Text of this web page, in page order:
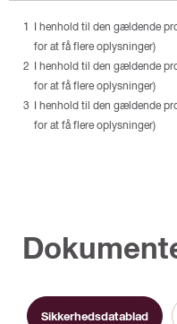
I henhold til den gældende
for at få flere oplysninger)
I henhold til den gældende
for at få flere oplysninger)
I henhold til den gældende
for at få flere oplysninger)
Sikkerhedsdatablad